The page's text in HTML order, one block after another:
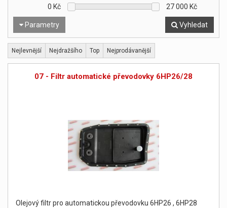
Parametry
0 Kč 27 000 Kč
Vyhledat
Nejlevnější Nejdražšího Top Nejprodávanější
07 - Filtr automatické převodovky 6HP26/28
Olejový filtr pro automatickou převodovku 6HP26 , 6HP28